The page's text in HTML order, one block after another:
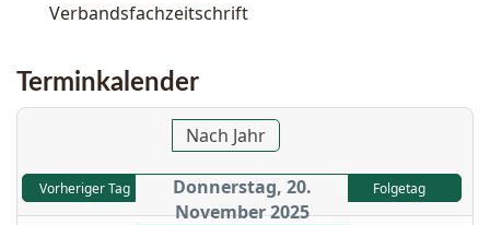
Verbandsfachzeitschrift
Terminkalender
Nach Jahr
Vorheriger Tag
Donnerstag, 20.
November 2025
Folgetag